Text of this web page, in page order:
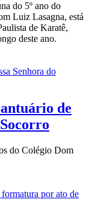
do 5º ano do
Luiz Lasagna, está
de Karatê,
deste ano.
de
do Colégio Dom